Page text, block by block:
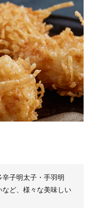
子明太子・手羽明
ど、様々な美味しい